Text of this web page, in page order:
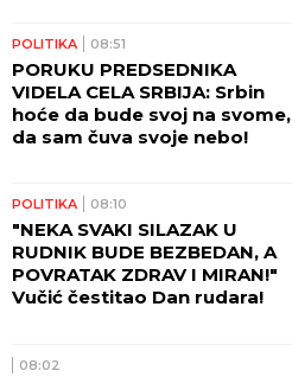
POLITIKA 08:51
PORUKU PREDSEDNIKA
VIDELA CELA SRBIJA: Srbin
hoće da bude svoj na svome,
da sam čuva svoje nebo!
POLITIKA 08:10
"NEKA SVAKI SILAZAK U
RUDNIK BUDE BEZBEDAN, A
POVRATAK ZDRAV I MIRAN!"
Vučić čestitao Dan rudara!
08:02